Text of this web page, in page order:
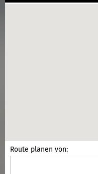
Route planen von: